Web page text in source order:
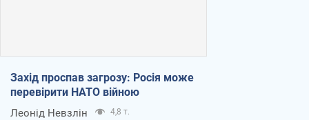
Захід проспав загрозу: Росія може
перевірити НАТО війною
Леонід Невзлін 4,8 т.